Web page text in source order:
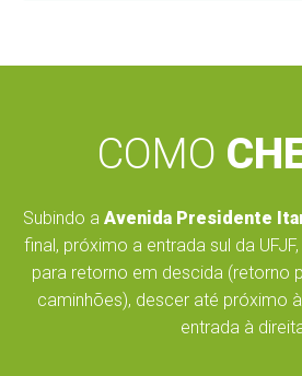
COMO
Subindo a Avenida Presidente
final, próximo a entrada sul da
para retorno em descida (retorno
caminhões), descer até próximo
entrada à